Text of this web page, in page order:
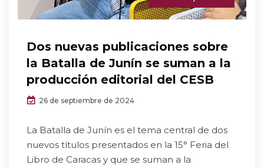
Dos nuevas publicaciones sobre
la Batalla de Junín se suman a la
producción editorial del CESB
26 de septiembre de 2024
La Batalla de Junín es el tema central de dos
nuevos títulos presentados en la 15° Feria del
Libro de Caracas y que se suman a la